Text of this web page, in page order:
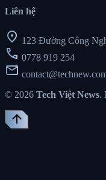
Liên hệ
location_on 123 Đường Công
call 0778 919 254
mail
© 2026 Tech Việt News.
arrow_upward